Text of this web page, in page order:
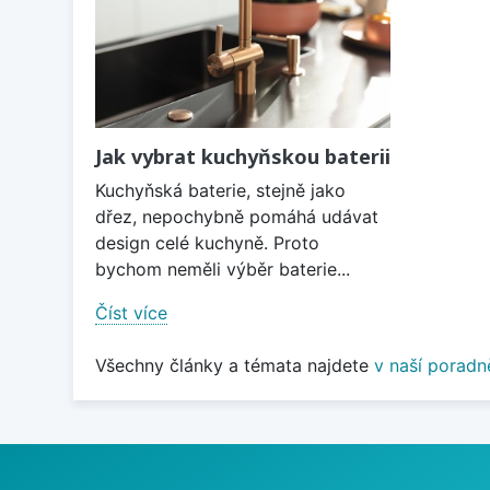
Jak vybrat kuchyňskou baterii
Kuchyňská baterie, stejně jako
dřez, nepochybně pomáhá udávat
design celé kuchyně. Proto
bychom neměli výběr baterie...
Číst více
Všechny články a témata najdete v naší